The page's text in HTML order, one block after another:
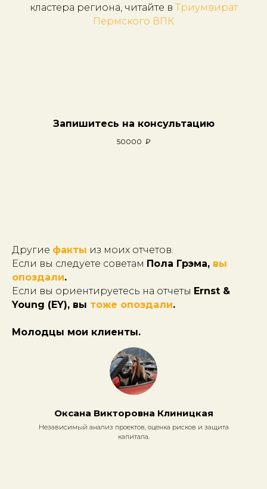
кластера региона, читайте в Триумвират
Пермского ВПК
Запишитесь на консультацию
50000 ₽
Другие факты из моих отчетов.
Если вы следуете советам Пола Грэма, вы
опоздали.
Если вы ориентируетесь на отчеты Ernst &
Young (EY), вы тоже опоздали.
Молодцы мои клиенты.
Оксана Викторовна Клиницкая
Независимый анализ проектов, оценка рисков и защита
капитала.